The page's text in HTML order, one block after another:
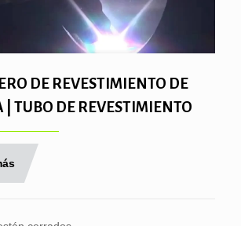
DE REVESTIMIENTO DE
| TUBO DE REVESTIMIENTO